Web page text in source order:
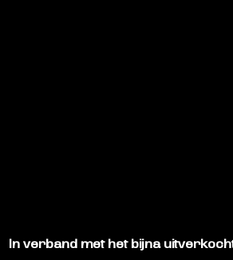
In verband met het bijna